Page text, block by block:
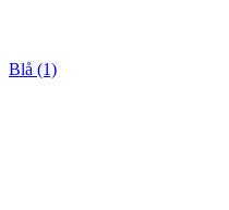
Blå (1)